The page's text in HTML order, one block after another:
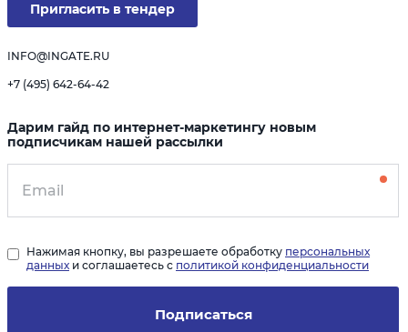
Пригласить в тендер
INFO@INGATE.RU
+7 (495) 642-64-42
Дарим гайд по интернет-маркетингу новым
подписчикам нашей рассылки
Подписаться
Нажимая кнопку, вы разрешаете обработку персональных
данных и соглашаетесь с политикой конфиденциальности